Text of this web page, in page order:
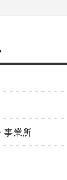
事業所